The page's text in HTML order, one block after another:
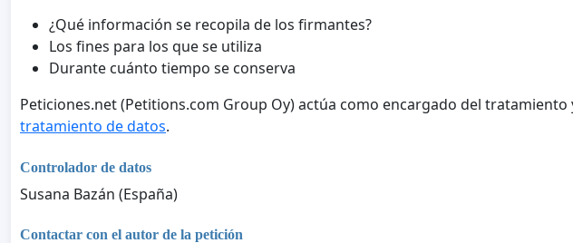
¿Qué información se recopila de los firmantes?
Los fines para los que se utiliza
Durante cuánto tiempo se conserva
Peticiones.net (Petitions.com Group Oy) actúa como encargado del
tratamiento de datos.
Controlador de datos
Susana Bazán (España)
Contactar con el autor de la petición